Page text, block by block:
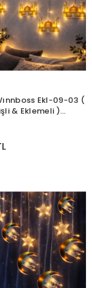
Ekl-09-03 (
& Eklemeli )
Dekor Lamba &